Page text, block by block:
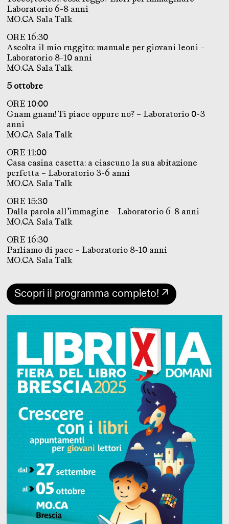
Laboratorio 6-8 anni
MO.CA Sala Talk
ORE 16:30
Ascolta il mio ruggito: manuale per giovani leoni –
Laboratorio 8-10 anni
MO.CA Sala Talk
5 ottobre
ORE 10:00
Gnam gnam! Ti piace oppure no? – Laboratorio 0-3
anni
MO.CA Sala Talk
ORE 11:00
Casa casina casetta: a ciascuno la sua abitazione
perfetta – Laboratorio 3-6 anni
MO.CA Sala Talk
ORE 15:30
Dalla parola all’immagine – Laboratorio 6-8 anni
MO.CA Sala Talk
ORE 16:30
Parliamo di pace – Laboratorio 8-10 anni
MO.CA Sala Talk
Scopri il programma completo! ↗